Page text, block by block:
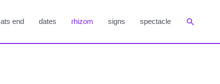
end dates rhizom signs spectacle Suchen